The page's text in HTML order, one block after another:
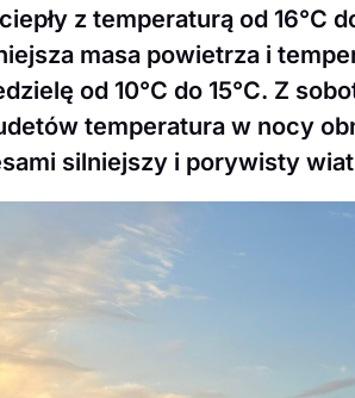
z temperaturą od 16°C
masa powietrza i
od 10°C do 15°C. Z
temperatura w nocy
silniejszy i porywisty